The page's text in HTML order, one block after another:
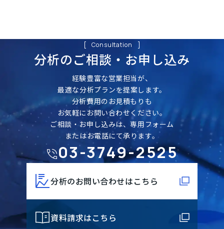
Consultation
分析のご相談・ お申し込み
経験豊富な営業担当が、
最適な分析プランを提案します。
分析費用のお見積もりも
お気軽にお問い合わせください。
ご相談・お申し込みは、専用フォーム
またはお電話にて承ります。
03-3749-2525
分析のお問い合わせはこちら
資料請求はこちら